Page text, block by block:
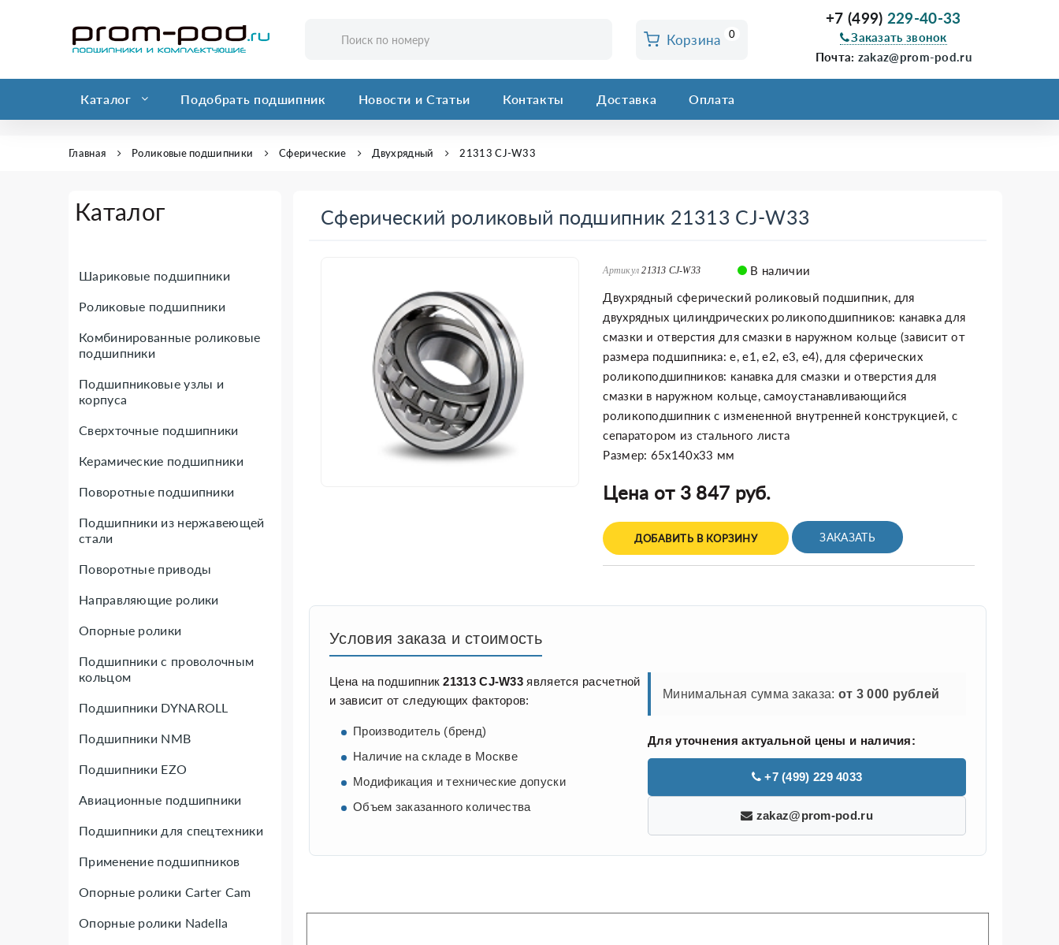
Корзина 0
+7 (499) 229-40-33
Заказать звонок
Почта: zakaz@prom-pod.ru
Каталог Подобрать подшипник Новости и Статьи Контакты Доставка Оплата
Главная Роликовые подшипники Сферические Двухрядный 21313 CJ-W33
Каталог
Шариковые подшипники
Роликовые подшипники
Комбинированные роликовые
подшипники
Подшипниковые узлы и
корпуса
Сверхточные подшипники
Керамические подшипники
Поворотные подшипники
Подшипники из нержавеющей
стали
Поворотные приводы
Направляющие ролики
Опорные ролики
Подшипники с проволочным
кольцом
Подшипники DYNAROLL
Подшипники NMB
Подшипники EZO
Авиационные подшипники
Подшипники для спецтехники
Применение подшипников
Опорные ролики Carter Cam
Опорные ролики Nadella
Сферический роликовый подшипник 21313 CJ-W33
Артикул 21313 CJ-W33
В наличии
Двухрядный сферический роликовый подшипник, для
двухрядных цилиндрических роликоподшипников: канавка для
смазки и отверстия для смазки в наружном кольце (зависит от
размера подшипника: e, e1, e2, e3, e4), для сферических
роликоподшипников: канавка для смазки и отверстия для
смазки в наружном кольце, самоустанавливающийся
роликоподшипник с измененной внутренней конструкцией, с
сепаратором из стального листа
Размер: 65x140x33 мм
Цена от 3 847 руб.
ДОБАВИТЬ В КОРЗИНУ ЗАКАЗАТЬ
Условия заказа и стоимость
Цена на подшипник21313 CJ-W33 является расчетной
и зависит от следующих факторов:
Производитель (бренд)
Наличие на складе в Москве
Модификация и технические допуски
Объем заказанного количества
Минимальная сумма заказа: от 3 000 рублей
Для уточнения актуальной цены и наличия:
+7 (499) 229 4033
zakaz@prom-pod.ru